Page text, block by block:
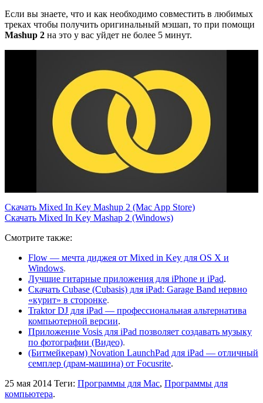
Если вы знаете, что и как необходимо совместить в любимых
треках чтобы получить оригинальный мэшап, то при помощи
Mashup 2 на это у вас уйдет не более 5 минут.
Скачать Mixed In Key Mashup 2 (Mac App Store)
Скачать Mixed In Key Mashap 2 (Windows)
Смотрите также:
Flow — мечта диджея от Mixed in Key для OS X и
Windows.
Лучшие гитарные приложения для iPhone и iPad.
Скачать Cubase (Cubasis) для iPad: Garage Band нервно
«курит» в сторонке.
Traktor DJ для iPad — профессиональная альтернатива
компьютерной версии.
Приложение Vosis для iPad позволяет создавать музыку
по фотографии (Видео).
(Битмейкерам) Novation LaunchPad для iPad — отличный
семплер (драм-машина) от Focusrite.
25 мая 2014 Теги: Программы для Mac, Программы для
компьютера.